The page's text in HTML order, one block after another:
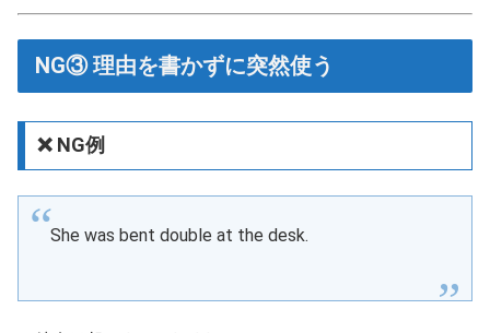
NG③ 理由を書かずに突然使う
❌ NG例
She was bent double at the desk.